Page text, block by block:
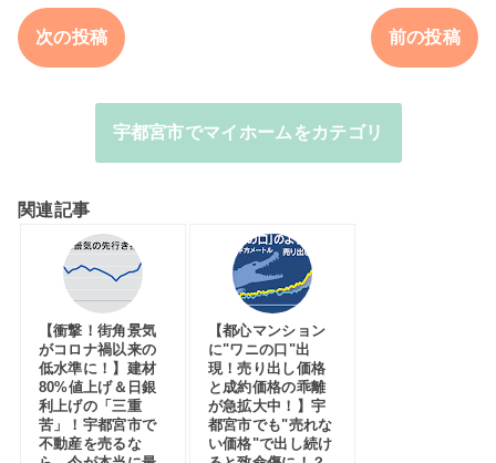
次の投稿 前の投稿
宇都宮市でマイホームをカテゴリ
関連記事
【衝撃！街角景気
がコロナ禍以来の
低水準に！】建材
80%値上げ＆日銀
利上げの「三重
苦」！宇都宮市で
不動産を売るな
【都心マンション
に"ワニの口"出
現！売り出し価格
と成約価格の乖離
が急拡大中！】宇
都宮市でも"売れな
い価格"で出し続け